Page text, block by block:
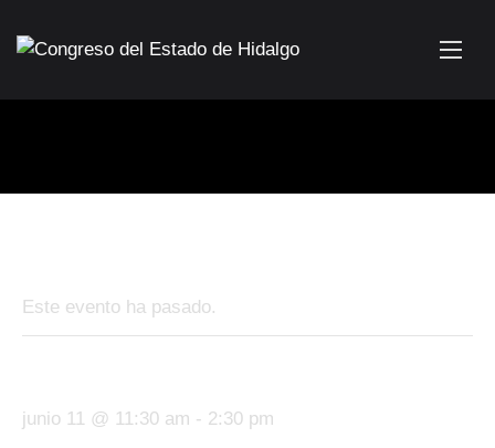
Este evento ha pasado.
junio 11 @ 11:30 am - 2:30 pm